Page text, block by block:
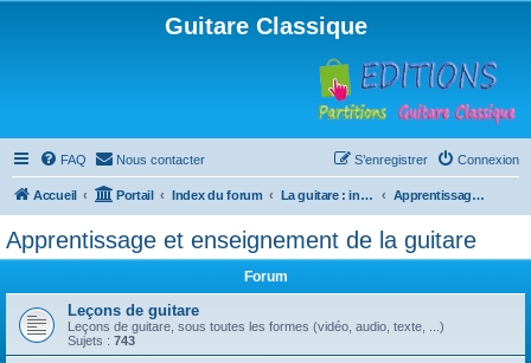
Guitare Classique
FAQ Nous contacter Connexion
S’enregistrer
Accueil Portail Index du forum La guitare : instrument, cours et théorie Apprentissage et enseignement de la guitare
Apprentissage et enseignement de la guitare
Forum
Leçons de guitare
Leçons de guitare, sous toutes les formes (vidéo, audio, texte, ...)
Sujets : 743